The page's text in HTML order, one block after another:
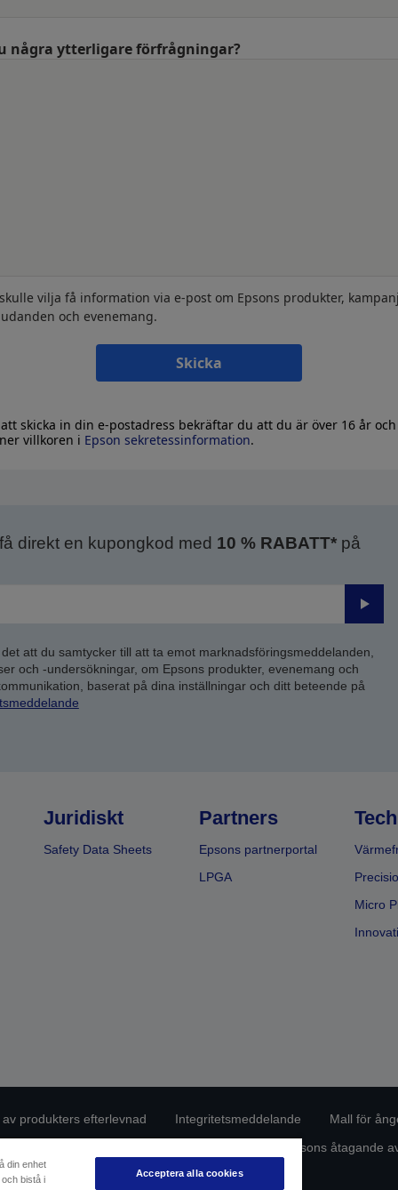
några ytterligare förfrågningar?
vilja få information via e-post om Epsons produkter,
och evenemang.
Skicka
skicka in din e-postadress bekräftar du att du är över 16 år och
villkoren i Epson sekretessinformation.
direkt en kupongkod med 10 % RABATT*på
att du samtycker till att ta emot marknadsföringsmeddelanden,
och -undersökningar, om Epsons produkter, evenemang och
baserat på dina inställningar och ditt beteende på
Juridiskt
Safety Data Sheets
Partners
Epsons partnerportal
LPGA
Micro
produkters efterlevnad Integritetsmeddelande
Mall för
Epsons åtagande
din enhet
bistå i
Acceptera alla cookies